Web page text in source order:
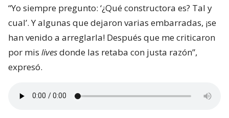
Lee también...
muro